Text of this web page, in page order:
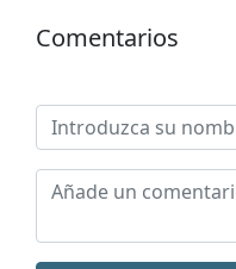
Comentarios